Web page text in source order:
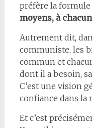
préfère la formule
moyens, à
Autrement dit,
communiste, les
commun et
dont il a besoin,
C’est une vision
confiance dans la
Et c’est